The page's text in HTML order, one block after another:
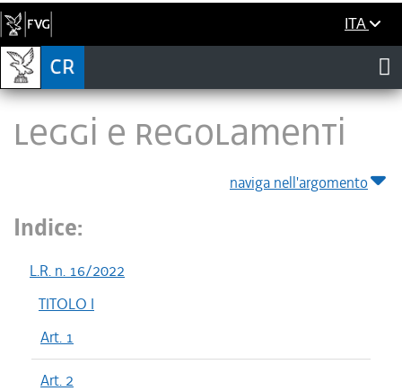
ITA
LEGGI E REGOLAMENTI
naviga nell'argomento
Indice:
L.R. n. 16/2022
TITOLO I
Art. 1
Art. 2